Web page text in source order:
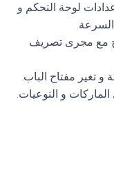
لوحة التحكم و
مع مجرى تصريف
تغير مفتاح الباب.
و النوعيات.